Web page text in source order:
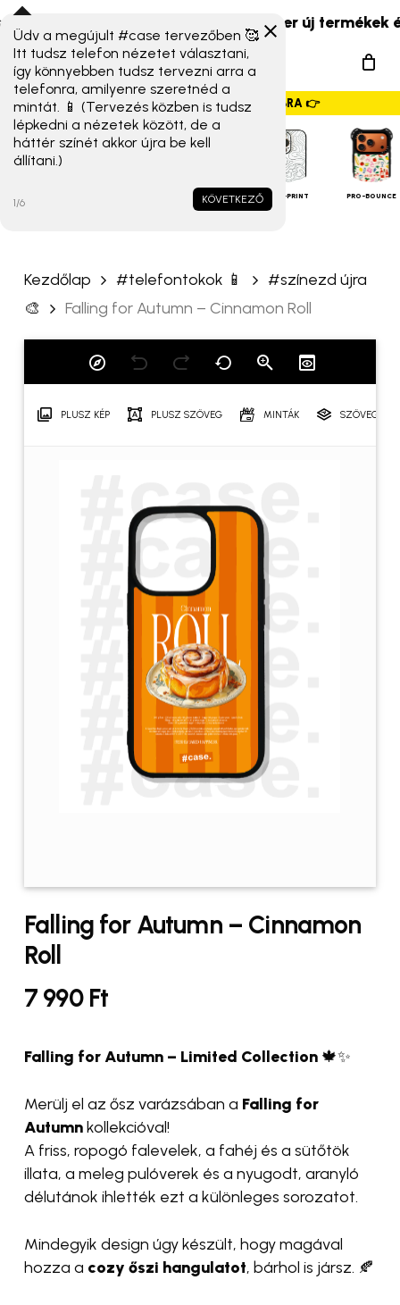
Skip
to
main
content
17T széria) érkeztek! ☀️ Szuper új termékek és
search
Menu
GYORSMENÜ SZALAG – HÚZZ JOBBRA 👉
iPHONE
MAGSAFE FULL-PRINT PRO-BOUNCE
Kezdőlap #telefontokok 📱
#színezd újra
🎨
Falling for Autumn – Cinnamon Roll
PLUSZ KÉP PLUSZ SZÖVEG MINTÁK
Falling for Autumn – Cinnamon
Roll
7 990 Ft
Falling for Autumn – Limited Collection🍁✨
Merülj el az ősz varázsában a Falling for
Autumnkollekcióval!
A friss, ropogó falevelek, a fahéj és a sütőtök
illata, a meleg pulóverek és a nyugodt, aranyló
délutánok ihlették ezt a különleges sorozatot.
Mindegyik design úgy készült, hogy magával
hozza a cozy őszi hangulatot, bárhol is jársz. 🍂
„Falling for Autumn –
Cinnamon Roll” értékelése
elsőként
Az e-mail címet nem tesszük
A kötelező mezőket
karakterrel jelöltük
Értékelésed*
Név*
E-mail*
A nevem, e-mail címem, és
weboldalcímem mentése a
böngészőben a következő
hozzászólásomhoz.
Üdv a megújult #case tervezőben 🥰
Itt tudsz telefon nézetet választani,
így könnyebben tudsz tervezni arra a
telefonra, amilyenre szeretnéd a
mintát. 📱 (Tervezés közben is tudsz
lépkedni a nézetek között, de a
háttér színét akkor újra be kell
állítani.)
KÖVETKEZŐ
1/6